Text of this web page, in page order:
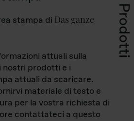
Prodotti
stampa di Das ganze
attuali sulla
nostri prodotti e i
attuali da scaricare.
materiale di testo e
per la vostra richiesta di
contattateci a questo